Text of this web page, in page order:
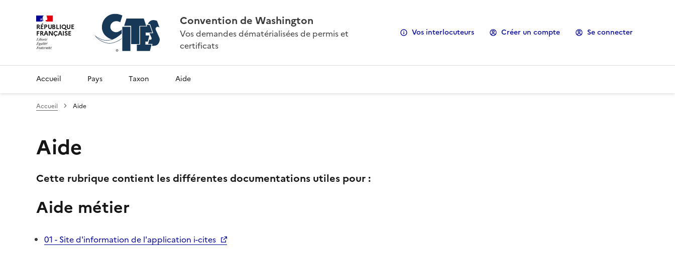
RÉPUBLIQUE
FRANÇAISE
Convention de Washington
Vos demandes dématérialisées de permis et
certificats
Vos interlocuteurs Créer un compte Se connecter
Accueil Pays Taxon Aide
Accueil Aide
Aide
Cette rubrique contient les différentes documentations utiles pour :
Aide métier
01 - Site d'information de l'application i-cites